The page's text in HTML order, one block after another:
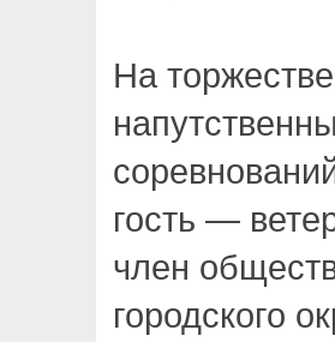
На
гость —
член
городского